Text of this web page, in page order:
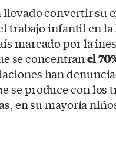
llevado convertir su
trabajo infantil en la
marcado por la
se concentranel
han
se produce con los
en su mayoría